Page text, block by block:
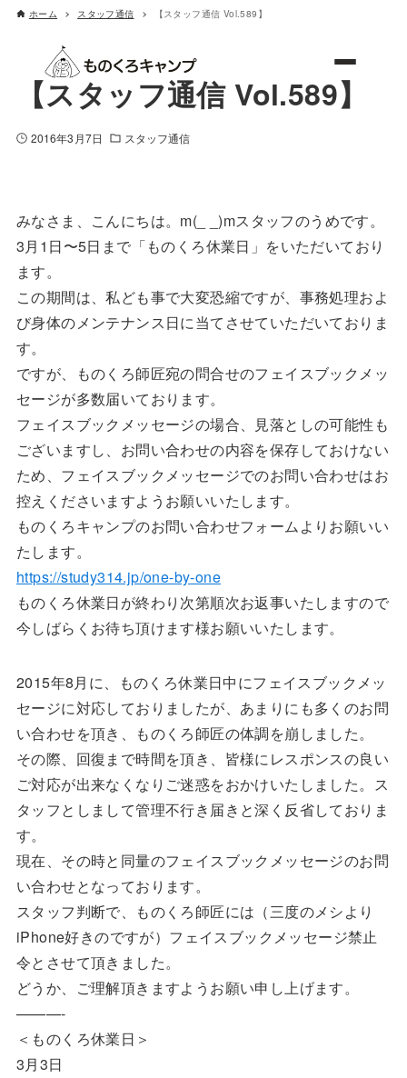
ホーム スタッフ通信 【スタッフ通信 Vol.589】
【スタッフ通信 Vol.589】
2016年3月7日 スタッフ通信
みなさま、こんにちは。m(_ _)mスタッフのうめです。
3月1日〜5日まで「ものくろ休業日」をいただいており
ます。
この期間は、私ども事で大変恐縮ですが、事務処理およ
び身体のメンテナンス日に当てさせていただいておりま
す。
ですが、ものくろ師匠宛の問合せのフェイスブックメッ
セージが多数届いております。
フェイスブックメッセージの場合、見落としの可能性も
ございますし、お問い合わせの内容を保存しておけない
ため、フェイスブックメッセージでのお問い合わせはお
控えくださいますようお願いいたします。
ものくろキャンプのお問い合わせフォームよりお願いい
たします。
https://study314.jp/one-by-one
ものくろ休業日が終わり次第順次お返事いたしますので
今しばらくお待ち頂けます様お願いいたします。
2015年8月に、ものくろ休業日中にフェイスブックメッ
セージに対応しておりましたが、あまりにも多くのお問
い合わせを頂き、ものくろ師匠の体調を崩しました。
その際、回復まで時間を頂き、皆様にレスポンスの良い
ご対応が出来なくなりご迷惑をおかけいたしました。ス
タッフとしまして管理不行き届きと深く反省しておりま
す。
現在、その時と同量のフェイスブックメッセージのお問
い合わせとなっております。
スタッフ判断で、ものくろ師匠には（三度のメシより
iPhone好きのですが）フェイスブックメッセージ禁止
令とさせて頂きました。
どうか、ご理解頂きますようお願い申し上げます。
———-
＜ものくろ休業日＞
3月3日